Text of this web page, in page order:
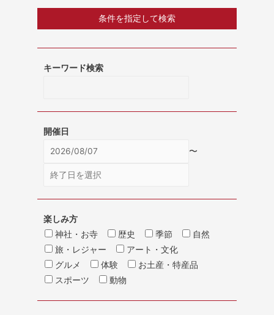
条件を指定して検索
キーワード検索
開催日
〜
楽しみ方
神社・お寺
歴史 季節
自然
旅・レジャー
アート・文化
グルメ
体験
お土産・特産品
スポーツ
動物